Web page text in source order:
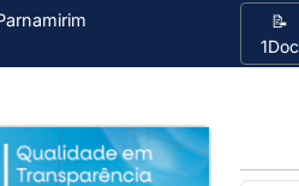
📝
1Doc